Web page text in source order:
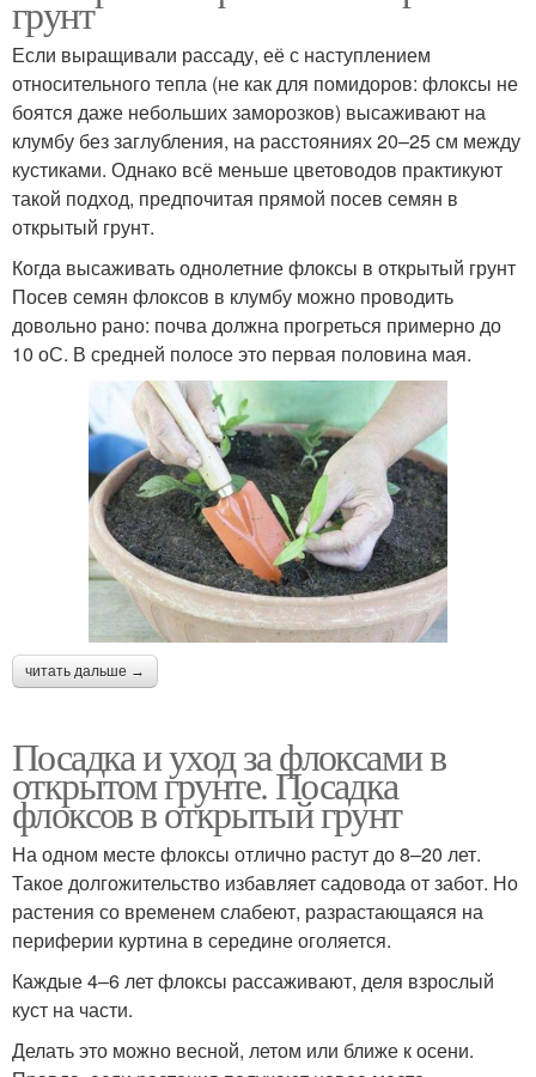
грунт
Если выращивали рассаду, её с наступлением
относительного тепла (не как для помидоров: флоксы не
боятся даже небольших заморозков) высаживают на
клумбу без заглубления, на расстояниях 20–25 см между
кустиками. Однако всё меньше цветоводов практикуют
такой подход, предпочитая прямой посев семян в
открытый грунт.
Когда высаживать однолетние флоксы в открытый грунт
Посев семян флоксов в клумбу можно проводить
довольно рано: почва должна прогреться примерно до
10 оС. В средней полосе это первая половина мая.
читать дальше →
Посадка и уход за флоксами в
открытом грунте. Посадка
флоксов в открытый грунт
На одном месте флоксы отлично растут до 8–20 лет.
Такое долгожительство избавляет садовода от забот. Но
растения со временем слабеют, разрастающаяся на
периферии куртина в середине оголяется.
Каждые 4–6 лет флоксы рассаживают, деля взрослый
куст на части.
Делать это можно весной, летом или ближе к осени.